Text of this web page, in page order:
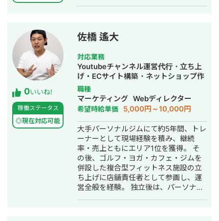
営業に従事 2018年 - ペットベンチャー
ト》として独立し、リクルート新規事
資系企業など10社以上の企業の業務支
援に参画 営業戦略立案から実行、業務
改善、プロセス・オペレーション改善
など、多岐にわたる業務改善コンサル
ティングの提供とナレッジを深める
2021年 - 同年9月にKTCompany株式会
けに生成AIに関する事業を展開。 ①法
人向けChat GPT 事業「マイスター
AI」の開発と提供 ②月額５万円の業界
最安値のAI顧問サービス「マイスター
AI顧問」の提供 ●資格 経営心理士 一般
社団法人AIデジタル生産性協会 認定
コンサルタント ●所属 一般社団法人AI
0いいね!
稼働ステータス
◎現在対応可能
佐橋 遙大
対応業務
Youtubeチャンネル運営代行・立ち上
げ・ECサイト構築・ネットショップ作
成代行・SNS運用代行・動画制作・動
画編集・AI活用
職種
マーケティング Webディレクター
希望時給単価 5,000円～10,000円
大手パーソナルジムにて約5年間、トレ
ーナーとして現場経験を積み、継続
率・売上ともにエリア1位を獲得。 そ
の後、ゴルフ・ヨガ・カフェ・ジムを
併設した複合型フィットネス施設の立
ち上げに店舗責任者として参画し、運
営全般を経験。 独立後は、パーソナル